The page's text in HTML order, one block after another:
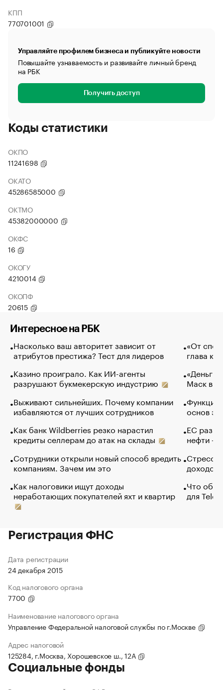
КПП
770701001
Управляйте профилем бизнеса и публикуйте новости
Повышайте узнаваемость и развивайте личный бренд
на РБК
Получить доступ
Коды статистики
ОКПО
11241698
ОКАТО
45286585000
ОКТМО
45382000000
ОКФС
16
ОКОГУ
4210014
ОКОПФ
20615
Интересное на РБК
Насколько ваш авторитет зависит от
атрибутов престижа? Тест для лидеров
Казино проиграло. Как ИИ-агенты
разрушают букмекерскую индустрию
Выживают сильнейших. Почему компании
избавляются от лучших сотрудников
Как банк Wildberries резко нарастил
кредиты селлерам до атак на склады
Сотрудники открыли новый способ вредить
компаниям. Зачем им это
Как налоговики ищут доходы
неработающих покупателей яхт и квартир
«От
глава
«Деньги
Маск в
Функции
основ
ЕС
нефти —
Стресс
доходов
Что
для
Регистрация ФНС
Дата регистрации
24 декабря 2015
Код налогового органа
7700
Наименование налогового органа
Управление Федеральной налоговой службы по г.Москве
Адрес налоговой
125284, г.Москва, Хорошевское ш., 12А
Социальные фонды